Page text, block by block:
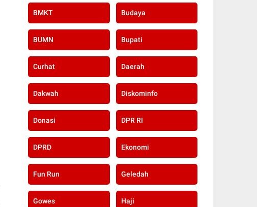
BMKT Budaya
BUMN Bupati
Curhat Daerah
Dakwah Diskominfo
Donasi DPR RI
DPRD Ekonomi
Fun Run Geledah
Gowes Haji